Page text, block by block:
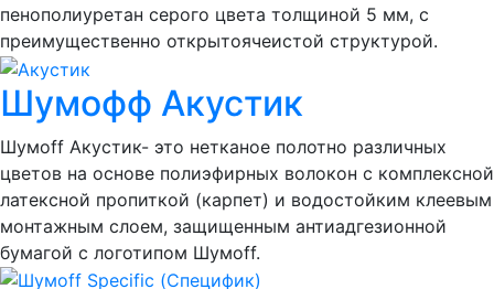
пенополиуретан серого цвета толщиной 5 мм, с
преимущественно открытоячеистой структурой.
Шумофф Акустик
Шумоff Акустик- это нетканое полотно различных
цветов на основе полиэфирных волокон с комплексной
латексной пропиткой (карпет) и водостойким клеевым
монтажным слоем, защищенным антиадгезионной
бумагой с логотипом Шумоff.